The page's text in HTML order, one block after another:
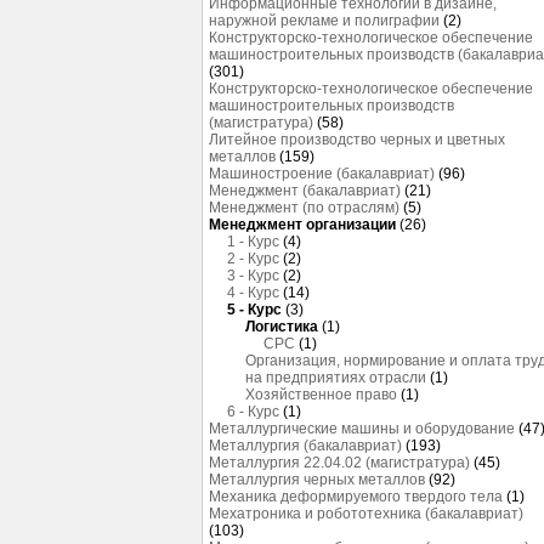
Информационные технологии в дизайне,
наружной рекламе и полиграфии (2)
Конструкторско-технологическое обеспечение
машиностроительных производств
(301)
Конструкторско-технологическое обеспечение
машиностроительных производств
(магистратура) (58)
Литейное производство черных и цветных
металлов (159)
Машиностроение (бакалавриат) (96)
Менеджмент (бакалавриат) (21)
Менеджмент (по отраслям) (5)
Менеджмент организации (26)
1 - Курс (4)
2 - Курс (2)
3 - Курс (2)
4 - Курс (14)
5 - Курс (3)
Логистика (1)
СРС (1)
Организация, нормирование и оплата
на предприятиях отрасли (1)
Хозяйственное право (1)
6 - Курс (1)
Металлургические машины и оборудование (47)
Металлургия (бакалавриат) (193)
Металлургия 22.04.02 (магистратура) (45)
Металлургия черных металлов (92)
Механика деформируемого твердого тела (1)
Мехатроника и робототехника (бакалавриат)
(103)